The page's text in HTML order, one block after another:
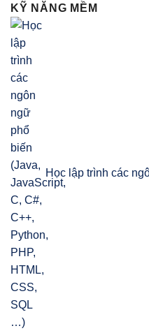
KỸ NĂNG MỀM
Học lập trình các